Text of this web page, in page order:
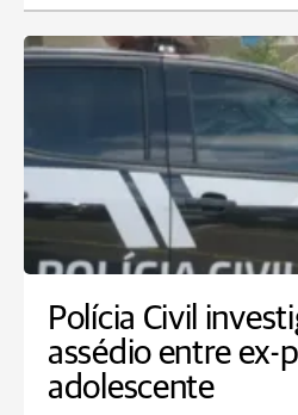
Polícia Civil
assédio entre ex-
adolescente